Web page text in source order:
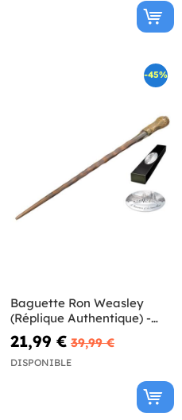
-45%
Baguette Ron Weasley
(Réplique Authentique) -
Harry Potter et les reliques
de la mort
21,99 € 39,99 €
DISPONIBLE